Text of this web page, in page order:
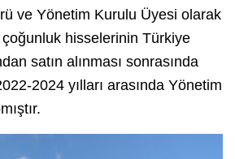
ve Yönetim Kurulu Üyesi olarak
çoğunluk hisselerinin Türkiye
satın alınması sonrasında
2024 yılları arasında Yönetim